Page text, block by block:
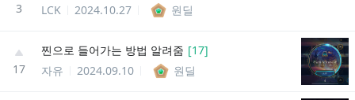
3
LCK
2024.10.27 원딜
17
찐으로 들어가는 방법 알려줌 [17]
자유
2024.09.10 원딜